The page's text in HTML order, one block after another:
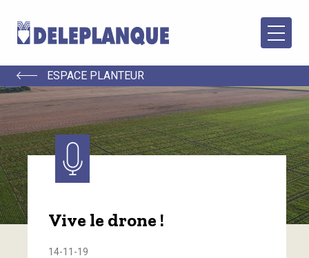
ESPACE PLANTEUR
Vive le drone !
14-11-19